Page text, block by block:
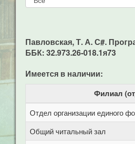
Павловская, Т. А. С#.
ББК: 32.973.26-018.1я73
Имеется в наличии:
Филиал
Отдел организации единого
Общий читальный зал